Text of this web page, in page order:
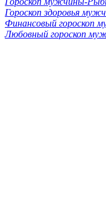
Гороскоп здоровья
Финансовый гороскоп
Любовный гороскоп